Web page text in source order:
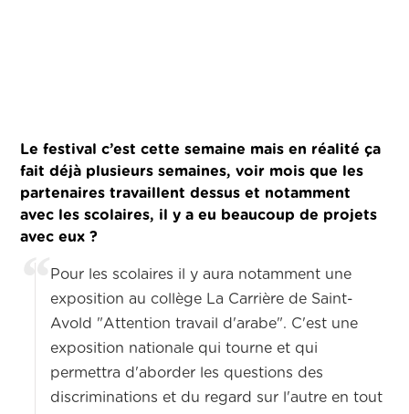
Le festival c’est cette semaine mais en réalité ça
fait déjà plusieurs semaines, voir mois que les
partenaires travaillent dessus et notamment
avec les scolaires, il y a eu beaucoup de projets
avec eux ?
Pour les scolaires il y aura notamment une
exposition au collège La Carrière de Saint-
Avold "Attention travail d'arabe". C'est une
exposition nationale qui tourne et qui
permettra d'aborder les questions des
discriminations et du regard sur l'autre en tout